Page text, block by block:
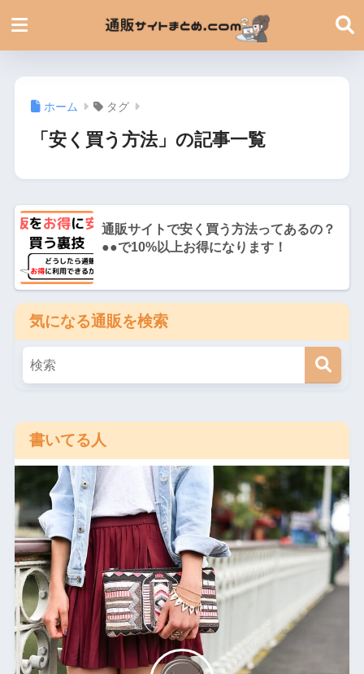
ホーム タグ
「安く買う方法」の記事一覧
通販サイトで安く買う方法ってあるの？
●●で10%以上お得になります！
気になる通販を検索
書いてる人